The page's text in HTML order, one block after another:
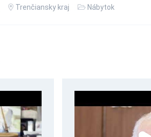
Trenčiansky kraj Nábytok